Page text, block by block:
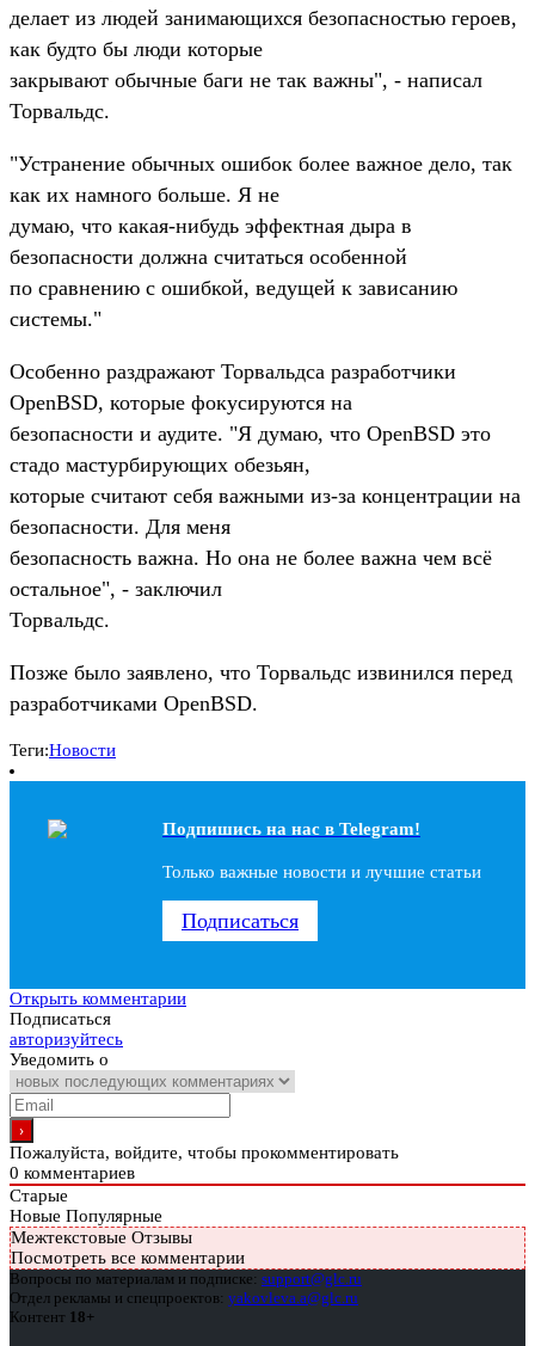
делает из людей занимающихся безопасностью героев,
как будто бы люди которые
закрывают обычные баги не так важны", - написал
Торвальдс.
"Устранение обычных ошибок более важное дело, так
как их намного больше. Я не
думаю, что какая-нибудь эффектная дыра в
безопасности должна считаться особенной
по сравнению с ошибкой, ведущей к зависанию
системы."
Особенно раздражают Торвальдса разработчики
OpenBSD, которые фокусируются на
безопасности и аудите. "Я думаю, что OpenBSD это
стадо мастурбирующих обезьян,
которые считают себя важными из-за концентрации на
безопасности. Для меня
безопасность важна. Но она не более важна чем всё
остальное", - заключил
Торвальдс.
Позже было заявлено, что Торвальдс извинился перед
разработчиками OpenBSD.
Теги:Новости
Подпишись на наc в Telegram!
Только важные новости и лучшие статьи
Подписаться
Открыть комментарии
Подписаться
авторизуйтесь
Уведомить о
Пожалуйста, войдите, чтобы прокомментировать
0 комментариев
Старые
Новые Популярные
Межтекстовые Отзывы
Посмотреть все комментарии
Вопросы по материалам и подписке: support@glc.ru
Отдел рекламы и спецпроектов: yakovleva.a@glc.ru
Контент 18+